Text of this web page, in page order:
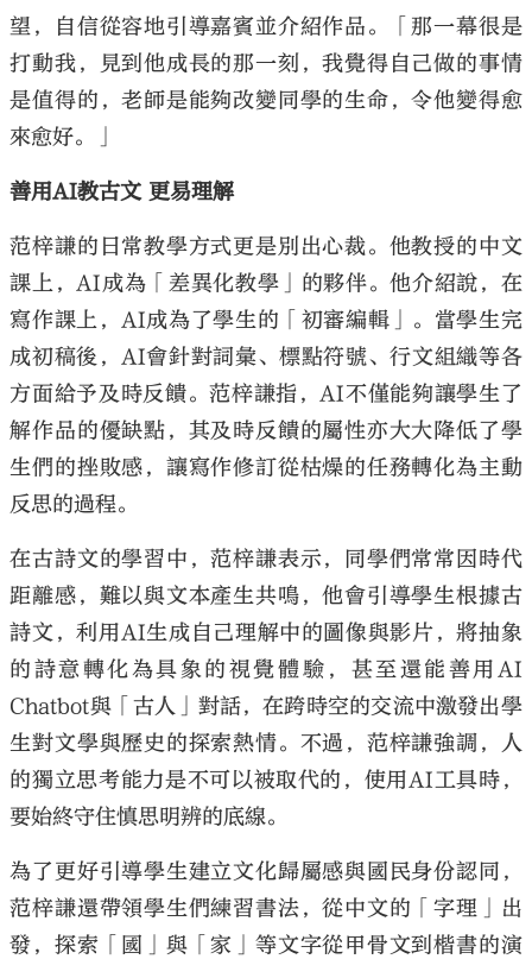
望，自信從容地引導嘉賓並介紹作品。「那一幕很是
打動我，見到他成長的那一刻，我覺得自己做的事情
是值得的，老師是能夠改變同學的生命，令他變得愈
來愈好。」
善用AI教古文 更易理解
范梓謙的日常教學方式更是別出心裁。他教授的中文
課上，AI成為「差異化教學」的夥伴。他介紹說，在
寫作課上，AI成為了學生的「初審編輯」。當學生完
成初稿後，AI會針對詞彙、標點符號、行文組織等各
方面給予及時反饋。范梓謙指，AI不僅能夠讓學生了
解作品的優缺點，其及時反饋的屬性亦大大降低了學
生們的挫敗感，讓寫作修訂從枯燥的任務轉化為主動
反思的過程。
在古詩文的學習中，范梓謙表示，同學們常常因時代
距離感，難以與文本產生共鳴，他會引導學生根據古
詩文，利用AI生成自己理解中的圖像與影片，將抽象
的詩意轉化為具象的視覺體驗，甚至還能善用AI
Chatbot與「古人」對話，在跨時空的交流中激發出學
生對文學與歷史的探索熱情。不過，范梓謙強調，人
的獨立思考能力是不可以被取代的，使用AI工具時，
要始終守住慎思明辨的底線。
為了更好引導學生建立文化歸屬感與國民身份認同，
范梓謙還帶領學生們練習書法，從中文的「字理」出
發，探索「國」與「家」等文字從甲骨文到楷書的演